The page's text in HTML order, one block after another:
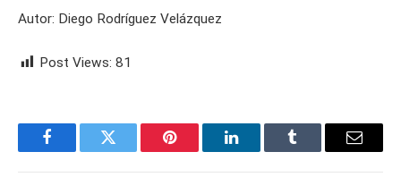
Autor: Diego Rodríguez Velázquez
Post Views: 81
FacebookTwitter Pinterest LinkedInTumblr Email